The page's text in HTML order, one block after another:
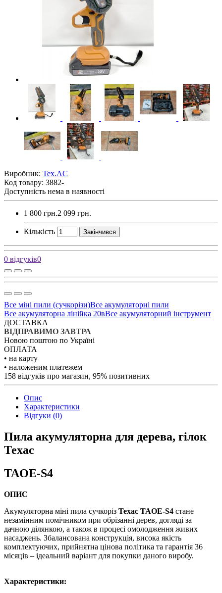
Виробник: Tex.AC
Код товару: 3882-
Доступність нема в наявності
1 800 грн.2 099 грн.
Кількість Закінчився
0 відгуків0
Все міні пили (сучкорізи)Все акумуляторні пили
Все акумуляторна лінійка 20вВсе акумуляторний інструмент
ДОСТАВКА
ВІДПРАВИМО ЗАВТРА
Новою поштою по Україні
ОПЛАТА
• на карту
• наложеним платежем
158 відгуків про магазин, 95% позитивних
Опис
Характеристики
Відгуки (0)
Пила акумуляторна для дерева, гілок
Техас
TAOE-S4
ОПИС
Акумуляторна міні пила сучкоріз Техас TAOE-S4 стане
незамінним помічником при обрізанні дерев, догляді за
дачною ділянкою, а також в процесі омолодження живих
насаджень. Збалансована конструкція, висока якість
комплектуючих, прийнятна цінова політика та гарантія 36
місяців – ідеальний варіант для покупки даного виробу.
Характеристики: